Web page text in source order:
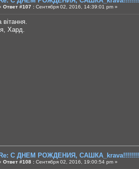
Ответ #107 : Сентября 02, 2016, 14:39:01 pm »
Хард.
C ДНЕМ РОЖДЕНИЯ, САШКА_krava!!!!!!!!
Ответ #108 : Сентября 02, 2016, 19:00:54 pm »